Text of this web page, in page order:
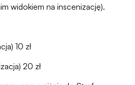
widokiem na inscenizację).
10 zł
20 zł